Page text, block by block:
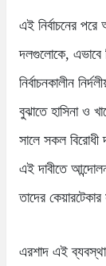
এই নির্বাচনের
দলগুলোকে, এভাবে
নির্বাচনকালীন
বুঝাতে হাসিনা ও
সালে সকল বিরোধী
এই দাবীতে
তাদের
এরশাদ এই